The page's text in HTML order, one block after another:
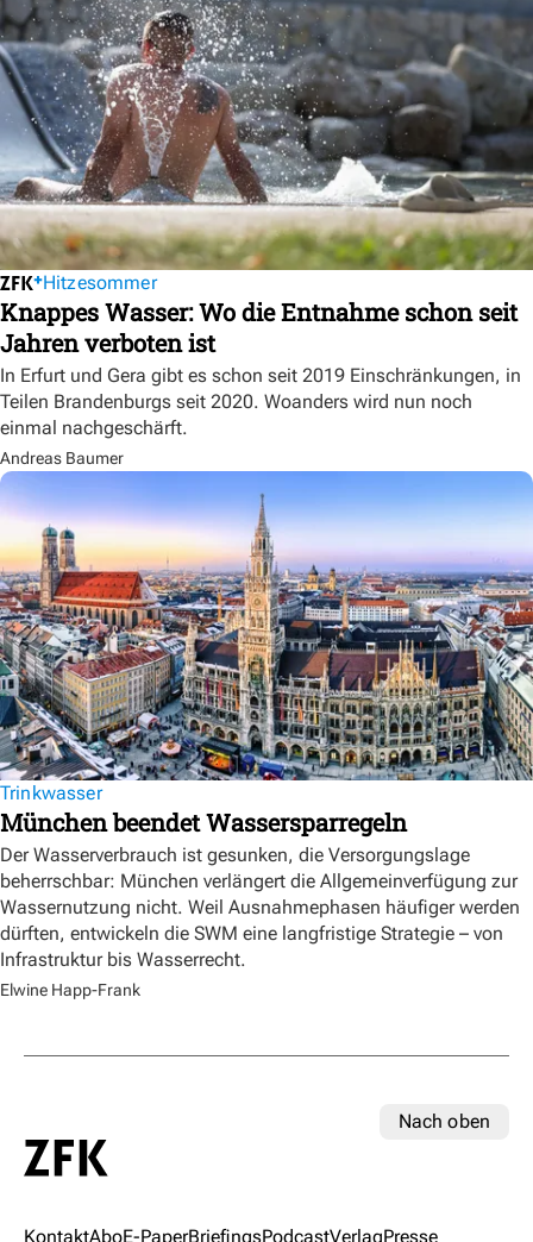
Hitzesommer
Knappes Wasser: Wo die Entnahme schon seit
Jahren verboten ist
In Erfurt und Gera gibt es schon seit 2019 Einschränkungen, in
Teilen Brandenburgs seit 2020. Woanders wird nun noch
einmal nachgeschärft.
Andreas Baumer
Trinkwasser
München beendet Wassersparregeln
Der Wasserverbrauch ist gesunken, die Versorgungslage
beherrschbar: München verlängert die Allgemeinverfügung zur
Wassernutzung nicht. Weil Ausnahmephasen häufiger werden
dürften, entwickeln die SWM eine langfristige Strategie – von
Infrastruktur bis Wasserrecht.
Elwine Happ-Frank
Nach oben
KontaktAboE-PaperBriefingsPodcastVerlagPresse